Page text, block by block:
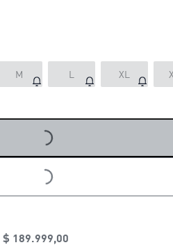
M L XL
LOADING...
LOADING...
$ 189.999,00